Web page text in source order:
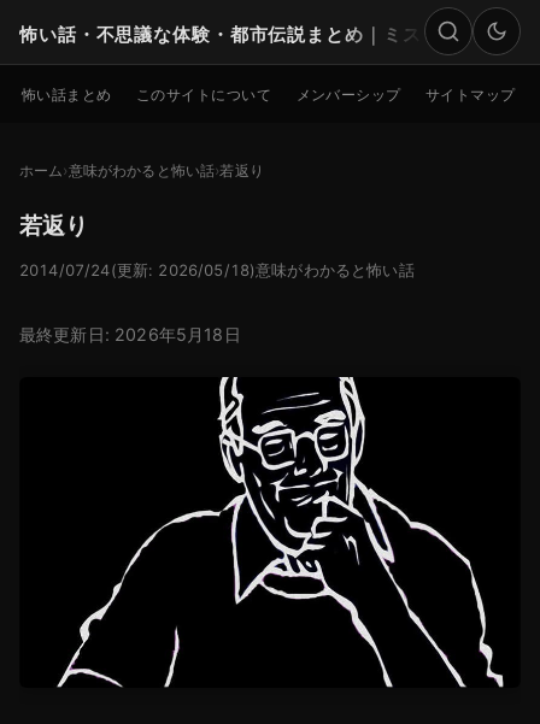
怖い話・不思議な体験・都市伝説まとめ｜ミステリー
検索
怖い話まとめ このサイトについて メンバーシップ サイトマップ
ホーム 意味がわかると怖い話 若返り
若返り
2014/07/24(更新: 2026/05/18)意味がわかると怖い話
最終更新日: 2026年5月18日